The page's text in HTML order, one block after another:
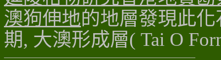
澳狗伸地的地層發現此
期, 大澳形成層( Tai O